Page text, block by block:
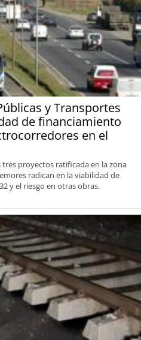
y Transportes
de financiamiento
en el
tres proyectos ratificada en la zona
radican en la viabilidad de
y el riesgo en otras obras.